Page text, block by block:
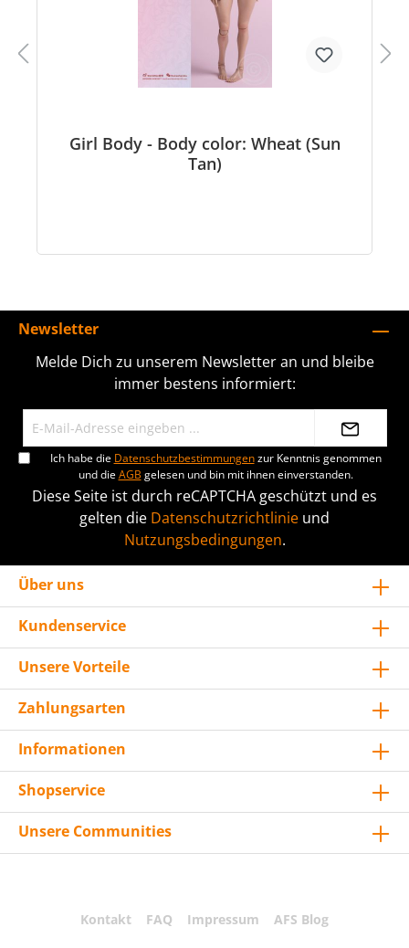
Girl Body - Body color: Wheat (Sun
Tan)
Newsletter
Melde Dich zu unserem Newsletter an und bleibe
immer bestens informiert:
Ich habe die Datenschutzbestimmungenzur Kenntnis genommen
und dieAGB gelesen und bin mit ihnen einverstanden.
Diese Seite ist durch reCAPTCHA geschützt und es
gelten die Datenschutzrichtlinie und
Nutzungsbedingungen.
Über uns
Kundenservice
Unsere Vorteile
Zahlungsarten
Informationen
Shopservice
Unsere Communities
Kontakt FAQ Impressum AFS Blog